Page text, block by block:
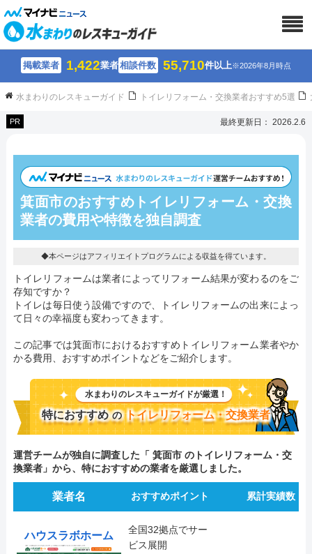
掲載業者 1,422業者相談件数 55,710件以上※2026年8月時点
水まわりのレスキューガイド トイレリフォーム・交換業者おすすめ5選
PR 最終更新日： 2026.2.6
箕面市のおすすめトイレリフォーム・交換
業者の費用や特徴を独自調査
◆本ページはアフィリエイトプログラムによる収益を得ています。
トイレリフォームは業者によってリフォーム結果が変わるのをご
存知ですか？
トイレは毎日使う設備ですので、トイレリフォームの出来によっ
て日々の幸福度も変わってきます。
この記事では箕面市におけるおすすめトイレリフォーム業者やか
かる費用、おすすめポイントなどをご紹介します。
水まわりのレスキューガイドが厳選！
特におすすめ の トイレリフォーム・交換業者
運営チームが独自に調査した「 箕面市 のトイレリフォーム・交
換業者」から、特におすすめの業者を厳選しました。
業者名 おすすめポイント 累計実績数
ハウスラボホーム
全国32拠点でサー
ビス展開